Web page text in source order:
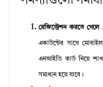
রেজিস্ট্রেশন করতে
একাউন্টের সাথে
এনআইডি কার্ড নিয়ে
সমাধান হয়ে যাবে।